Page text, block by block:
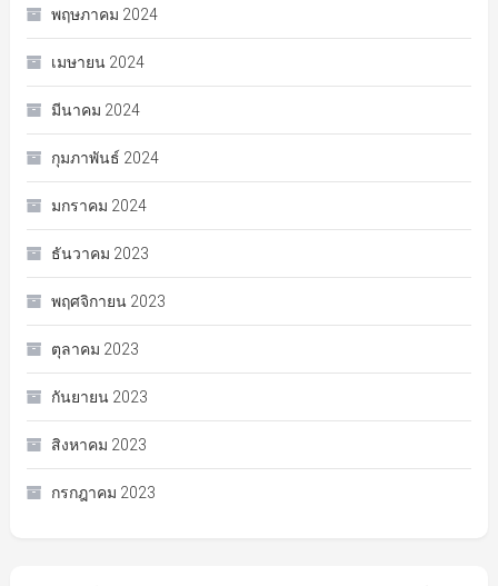
พฤษภาคม 2024
เมษายน 2024
มีนาคม 2024
กุมภาพันธ์ 2024
มกราคม 2024
ธันวาคม 2023
พฤศจิกายน 2023
ตุลาคม 2023
กันยายน 2023
สิงหาคม 2023
กรกฎาคม 2023